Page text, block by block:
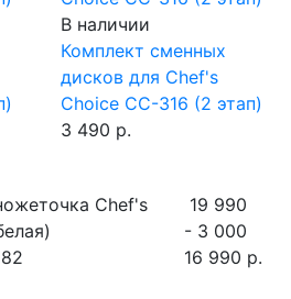
В наличии
Комплект сменных
дисков для Chef's
Choice CC-316 (2 этап)
3 490 р.
Chef's
19 990
- 3 000
16 990 р.